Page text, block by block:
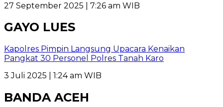
27 September 2025 | 7:26 am WIB
GAYO LUES
Kapolres Pimpin Langsung Upacara Kenaikan
Pangkat 30 Personel Polres Tanah Karo
3 Juli 2025 | 1:24 am WIB
BANDA ACEH